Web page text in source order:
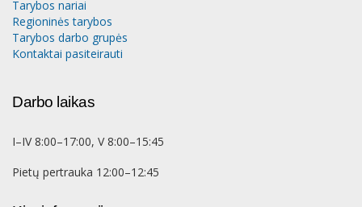
Tarybos nariai
Regioninės tarybos
Tarybos darbo grupės
Kontaktai pasiteirauti
Darbo laikas
I–IV 8:00–17:00, V 8:00–15:45
Pietų pertrauka 12:00–12:45